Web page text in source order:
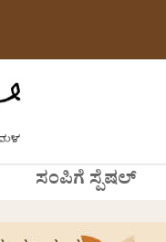
ಸಂಪಿಗೆ ಸ್ಪೆಷಲ್